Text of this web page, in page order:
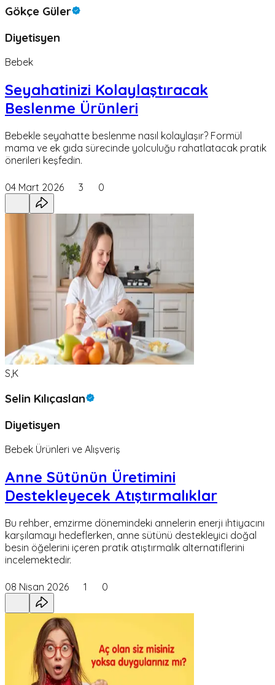
Gökçe Güler
Diyetisyen
Bebek
Seyahatinizi Kolaylaştıracak
Beslenme Ürünleri
Bebekle seyahatte beslenme nasıl kolaylaşır? Formül
mama ve ek gıda sürecinde yolculuğu rahatlatacak pratik
önerileri keşfedin.
04 Mart 2026 3 0
S,K
Selin Kılıçaslan
Diyetisyen
Bebek Ürünleri ve Alışveriş
Anne Sütünün Üretimini
Destekleyecek Atıştırmalıklar
Bu rehber, emzirme dönemindeki annelerin enerji ihtiyacını
karşılamayı hedeflerken, anne sütünü destekleyici doğal
besin öğelerini içeren pratik atıştırmalık alternatiflerini
incelemektedir.
08 Nisan 2026 1 0